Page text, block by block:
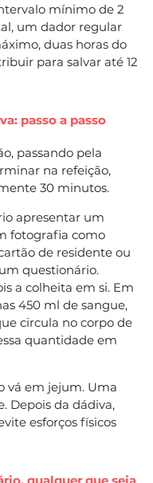
mínimo de 2
um dador regular
duas horas do
para salvar até 12
passo a passo
passando pela
na refeição,
30 minutos.
apresentar um
fotografia como
de residente ou
questionário.
a colheita em si. Em
450 ml de sangue,
circula no corpo de
quantidade em
vá em jejum. Uma
Depois da dádiva,
esforços físicos
qualquer que seja